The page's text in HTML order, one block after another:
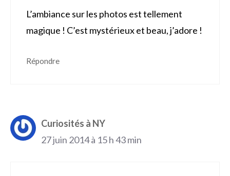
L’ambiance sur les photos est tellement
magique ! C’est mystérieux et beau, j’adore !
Répondre
Curiosités à NY
27 juin 2014 à 15 h 43 min